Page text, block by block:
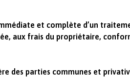
et complète d’un
aux frais du propriétaire,
des parties communes et